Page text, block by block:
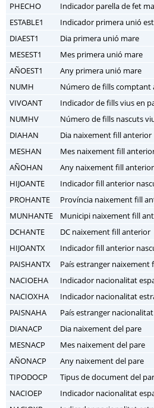
PHECHO
Indicador parella de fet
ESTABLE1
Indicador primera unió
DIAEST1
Dia primera unió mare
MESEST1
Mes primera unió mare
AÑOEST1
Any primera unió mare
NUMH
Número de fills comptant
VIVOANT
Indicador de fills vius en
NUMHV
Número de fills nascuts
DIAHAN
Dia naixement fill anterior
MESHAN
Mes naixement fill
AÑOHAN
Any naixement fill anterior
HIJOANTE
Indicador fill anterior
PROHANTE
Província naixement fill
MUNHANTE
Municipi naixement fill
DCHANTE
DC naixement fill anterior
HIJOANTX
Indicador fill anterior
PAISHANTX
País estranger naixement
NACIOEHA
Indicador nacionalitat
NACIOXHA
Indicador nacionalitat
PAISNAHA
País estranger
DIANACP
Dia naixement del pare
MESNACP
Mes naixement del pare
AÑONACP
Any naixement del pare
TIPODOCP
Tipus de document del
NACIOEP
Indicador nacionalitat